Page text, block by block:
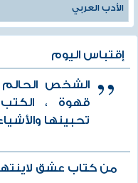
الأدب العربي
إقتباس اليوم
الشخص
قهوة ،
تحبينها
من كتاب عشق